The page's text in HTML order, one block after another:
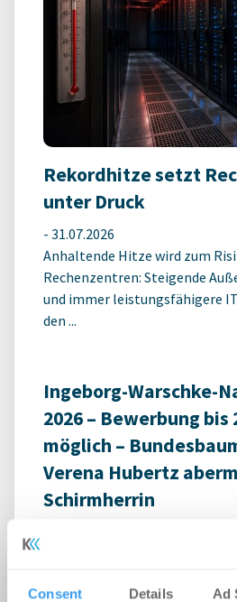
Consent Details Ad
Rekordhitze setzt
unter Druck
- 31.07.2026
Anhaltende Hitze wird zum
Rechenzentren: Steigende
und immer leistungsfähigere
den ...
Ingeborg-Warschke-
2026 – Bewerbung bis
möglich –
Verena Hubertz
Schirmherrin
Login für den ganzen Artikel
kostenlosen Account, um auf